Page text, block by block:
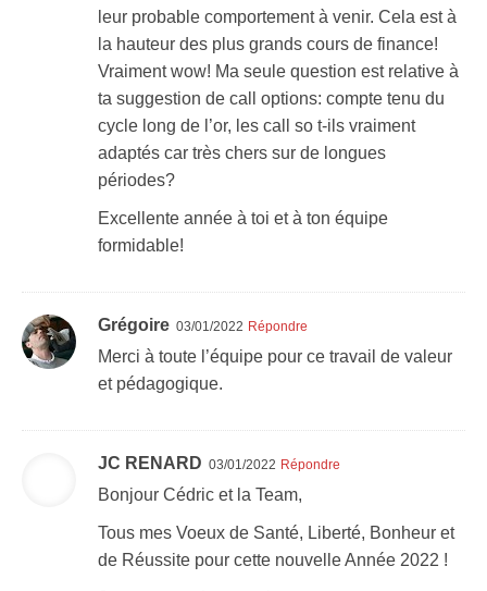
leur probable comportement à venir. Cela est à
la hauteur des plus grands cours de finance!
Vraiment wow! Ma seule question est relative à
ta suggestion de call options: compte tenu du
cycle long de l’or, les call so t-ils vraiment
adaptés car très chers sur de longues
périodes?
Excellente année à toi et à ton équipe
formidable!
Grégoire 03/01/2022 Répondre
Merci à toute l’équipe pour ce travail de valeur
et pédagogique.
JC RENARD 03/01/2022 Répondre
Bonjour Cédric et la Team,
Tous mes Voeux de Santé, Liberté, Bonheur et
de Réussite pour cette nouvelle Année 2022 !